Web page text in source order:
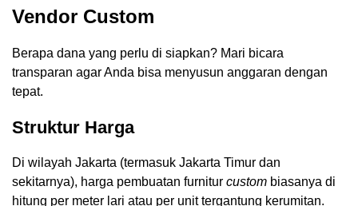
Vendor Custom
Berapa dana yang perlu di siapkan? Mari bicara
transparan agar Anda bisa menyusun anggaran dengan
tepat.
Struktur Harga
Di wilayah Jakarta (termasuk Jakarta Timur dan
sekitarnya), harga pembuatan furnitur custom biasanya di
hitung per meter lari atau per unit tergantung kerumitan.